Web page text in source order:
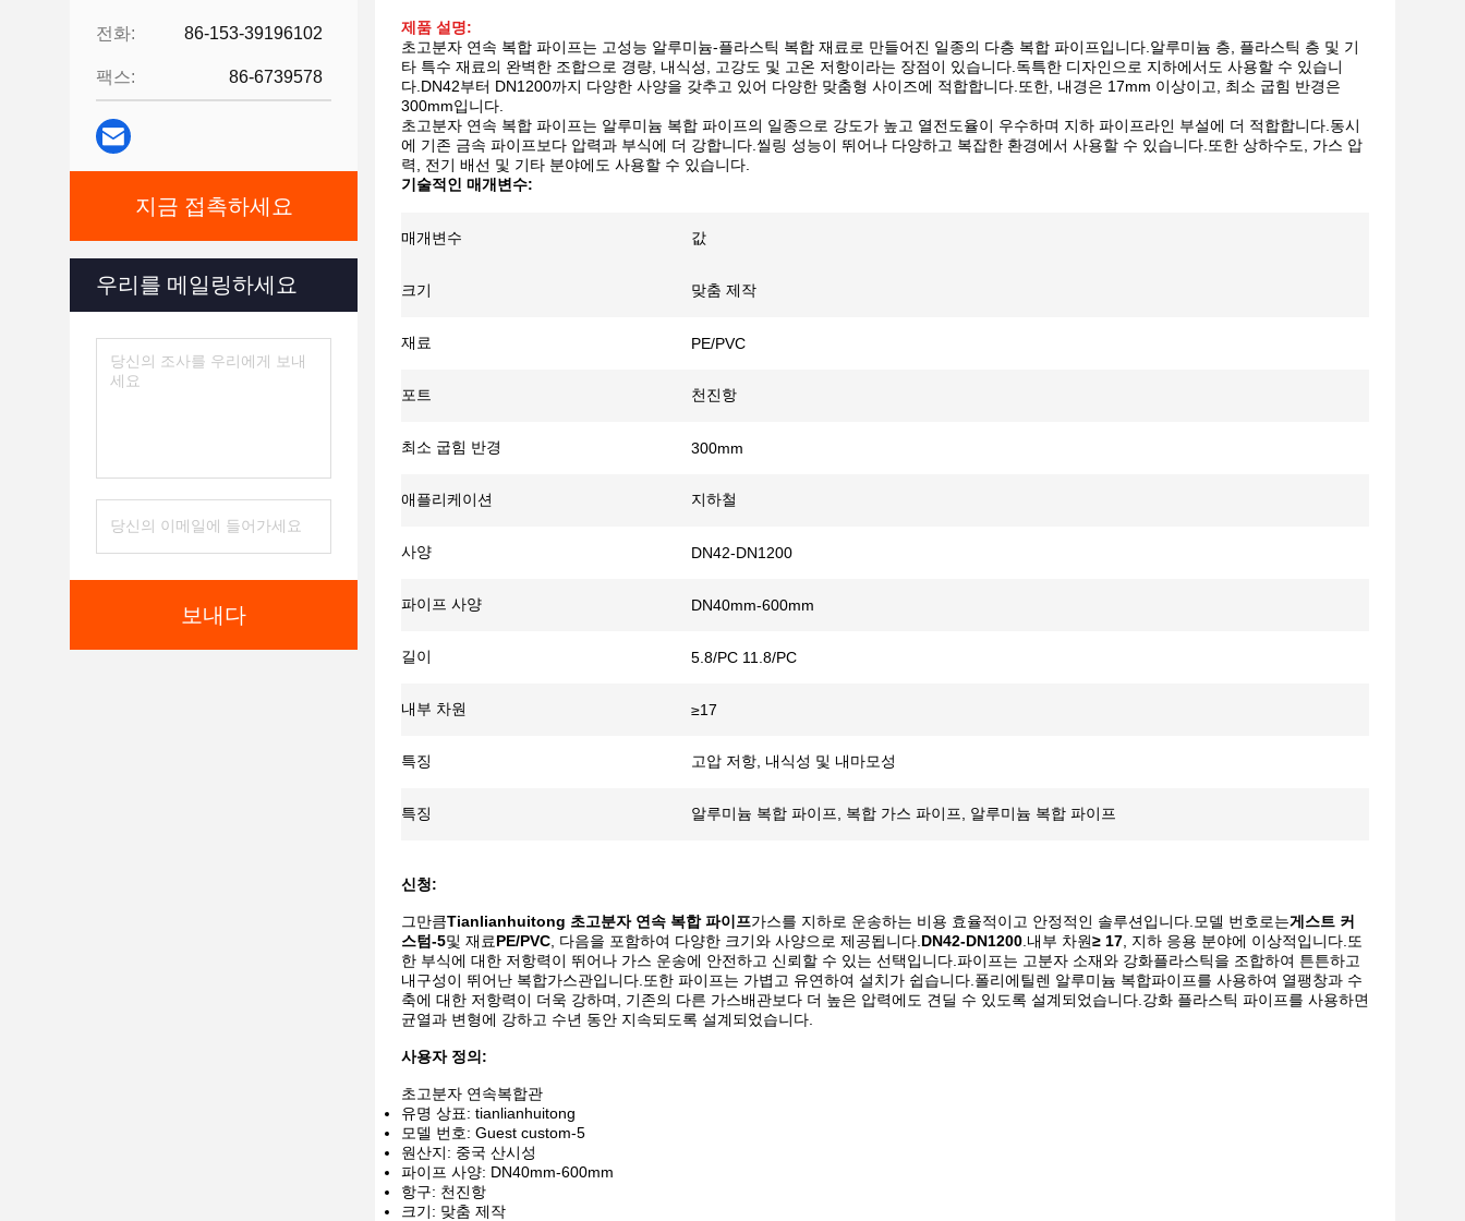
전화: 86-153-39196102
팩스: 86-6739578
지금 접촉하세요
우리를 메일링하세요
보내다
제품 설명:
초고분자 연속 복합 파이프는 고성능 알루미늄-플라스틱 복합 재료로 만들어진 일종의 다층 복합 파이프입니다.알루미늄 층, 플라스틱 층 및 기
타 특수 재료의 완벽한 조합으로 경량, 내식성, 고강도 및 고온 저항이라는 장점이 있습니다.독특한 디자인으로 지하에서도 사용할 수 있습니
다.DN42부터 DN1200까지 다양한 사양을 갖추고 있어 다양한 맞춤형 사이즈에 적합합니다.또한, 내경은 17mm 이상이고, 최소 굽힘 반경은
300mm입니다.
초고분자 연속 복합 파이프는 알루미늄 복합 파이프의 일종으로 강도가 높고 열전도율이 우수하며 지하 파이프라인 부설에 더 적합합니다.동시
에 기존 금속 파이프보다 압력과 부식에 더 강합니다.씰링 성능이 뛰어나 다양하고 복잡한 환경에서 사용할 수 있습니다.또한 상하수도, 가스 압
력, 전기 배선 및 기타 분야에도 사용할 수 있습니다.
기술적인 매개변수:
매개변수 값
크기 맞춤 제작
재료 PE/PVC
포트 천진항
최소 굽힘 반경 300mm
애플리케이션 지하철
사양 DN42-DN1200
파이프 사양 DN40mm-600mm
길이 5.8/PC 11.8/PC
내부 차원 ≥17
특징 고압 저항, 내식성 및 내마모성
특징 알루미늄 복합 파이프, 복합 가스 파이프, 알루미늄 복합 파이프
신청:
그만큼Tianlianhuitong 초고분자 연속 복합 파이프가스를 지하로 운송하는 비용 효율적이고 안정적인 솔루션입니다.모델 번호로는게스트 커
스텀-5및 재료PE/PVC , 다음을 포함하여 다양한 크기와 사양으로 제공됩니다. DN42-DN1200 .내부 차원≥ 17 , 지하 응용 분야에 이상적입니다.또
한 부식에 대한 저항력이 뛰어나 가스 운송에 안전하고 신뢰할 수 있는 선택입니다.파이프는 고분자 소재와 강화플라스틱을 조합하여 튼튼하고
내구성이 뛰어난 복합가스관입니다.또한 파이프는 가볍고 유연하여 설치가 쉽습니다.폴리에틸렌 알루미늄 복합파이프를 사용하여 열팽창과 수
축에 대한 저항력이 더욱 강하며, 기존의 다른 가스배관보다 더 높은 압력에도 견딜 수 있도록 설계되었습니다.강화 플라스틱 파이프를 사용하면
균열과 변형에 강하고 수년 동안 지속되도록 설계되었습니다.
사용자 정의:
초고분자 연속복합관
유명 상표: tianlianhuitong
모델 번호: Guest custom-5
원산지: 중국 산시성
파이프 사양: DN40mm-600mm
항구: 천진항
크기: 맞춤 제작